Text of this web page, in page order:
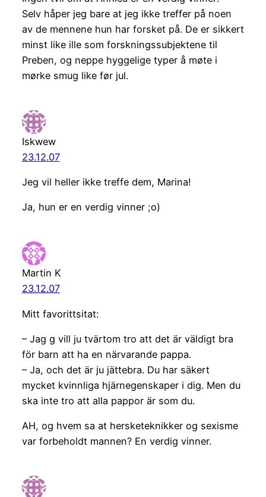
Selv håper jeg bare at jeg ikke treffer på noen
av de mennene hun har forsket på. De er sikkert
minst like ille som forskningssubjektene til
Preben, og neppe hyggelige typer å møte i
mørke smug like før jul.
Iskwew
23.12.07
Jeg vil heller ikke treffe dem, Marina!
Ja, hun er en verdig vinner ;o)
Martin K
23.12.07
Mitt favorittsitat:
– Jag g vill ju tvärtom tro att det är väldigt bra
för barn att ha en närvarande pappa.
– Ja, och det är ju jättebra. Du har säkert
mycket kvinnliga hjärnegenskaper i dig. Men du
ska inte tro att alla pappor är som du.
AH, og hvem sa at hersketeknikker og sexisme
var forbeholdt mannen? En verdig vinner.